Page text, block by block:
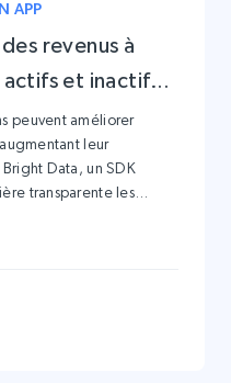
APP
revenus à
et inactifs
peuvent améliorer
leur
Data, un SDK
transparente les